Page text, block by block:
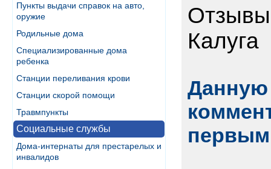
Пункты выдачи справок на авто,
оружие
Родильные дома
Специализированные дома
ребенка
Станции переливания крови
Станции скорой помощи
Травмпункты
Социальные службы
Дома-интернаты для престарелых и
инвалидов
Калуга
Данную